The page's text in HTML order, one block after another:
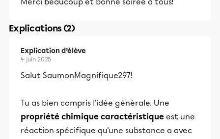
Explications (2)
Explication d’élève
4 juin 2025
Salut SaumonMagnifique297!
Tu as bien compris l'idée générale. Une
propriété chimique caractéristique est une
réaction spécifique qu'une substance a avec